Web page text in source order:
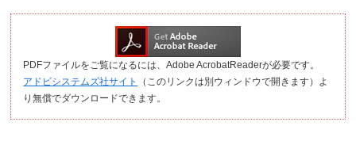
PDFファイルをご覧になるには、Adobe AcrobatReaderが必要です。
アドビシステムズ社サイト
（このリンクは別ウィンドウで開きます）よ
り無償でダウンロードできます。